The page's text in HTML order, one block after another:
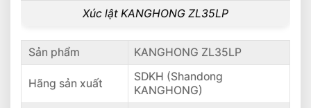
Xúc lật KANGHONG ZL35LP
Sản phẩm KANGHONG ZL35LP
Hãng sản xuất
SDKH (Shandong
KANGHONG)